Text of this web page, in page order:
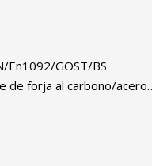
En1092/GOST/BS
de forja al carbono/acero